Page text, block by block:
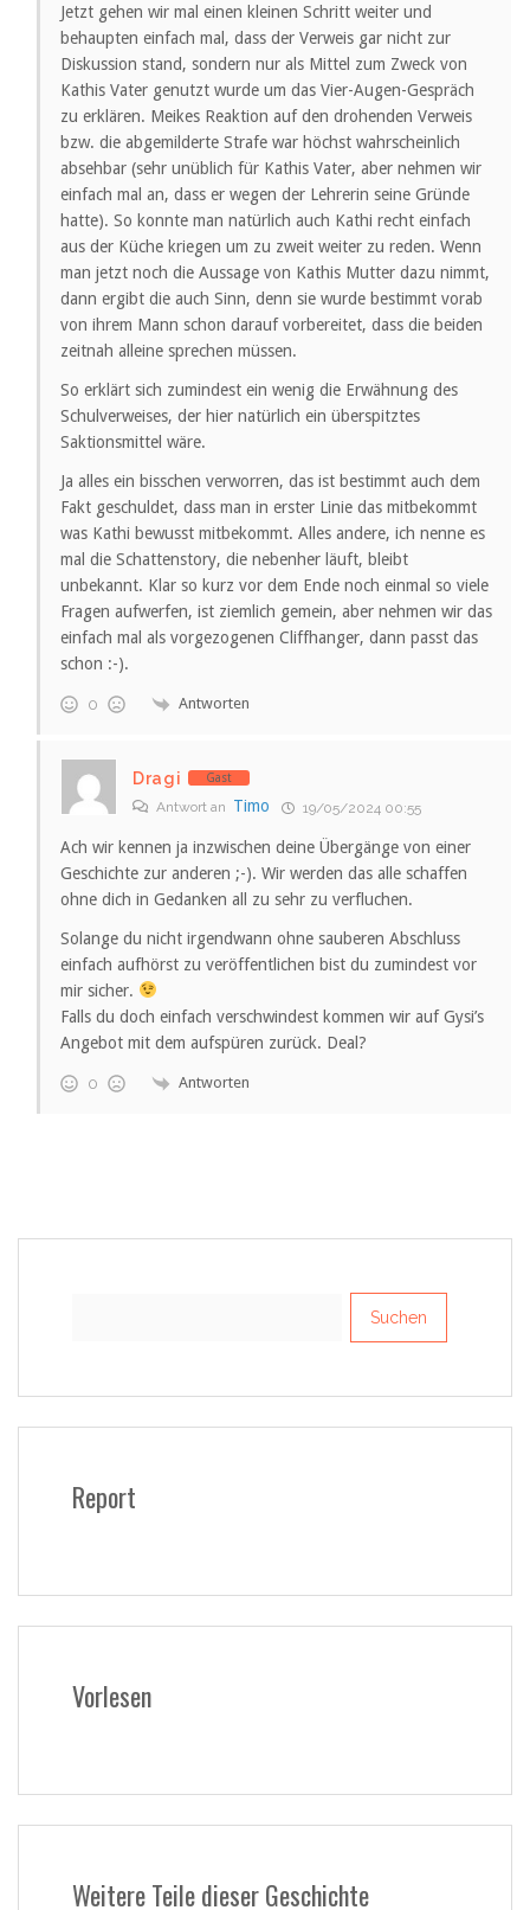
Jetzt gehen wir mal einen kleinen Schritt weiter und
behaupten einfach mal, dass der Verweis gar nicht zur
Diskussion stand, sondern nur als Mittel zum Zweck von
Kathis Vater genutzt wurde um das Vier-Augen-Gespräch
zu erklären. Meikes Reaktion auf den drohenden Verweis
bzw. die abgemilderte Strafe war höchst wahrscheinlich
absehbar (sehr unüblich für Kathis Vater, aber nehmen wir
einfach mal an, dass er wegen der Lehrerin seine Gründe
hatte). So konnte man natürlich auch Kathi recht einfach
aus der Küche kriegen um zu zweit weiter zu reden. Wenn
man jetzt noch die Aussage von Kathis Mutter dazu nimmt,
dann ergibt die auch Sinn, denn sie wurde bestimmt vorab
von ihrem Mann schon darauf vorbereitet, dass die beiden
zeitnah alleine sprechen müssen.
So erklärt sich zumindest ein wenig die Erwähnung des
Schulverweises, der hier natürlich ein überspitztes
Saktionsmittel wäre.
Ja alles ein bisschen verworren, das ist bestimmt auch dem
Fakt geschuldet, dass man in erster Linie das mitbekommt
was Kathi bewusst mitbekommt. Alles andere, ich nenne es
mal die Schattenstory, die nebenher läuft, bleibt
unbekannt. Klar so kurz vor dem Ende noch einmal so viele
Fragen aufwerfen, ist ziemlich gemein, aber nehmen wir das
einfach mal als vorgezogenen Cliffhanger, dann passt das
schon :-).
0 Antworten
Dragi Gast
Antwort an Timo 19/05/2024 00:55
Ach wir kennen ja inzwischen deine Übergänge von einer
Geschichte zur anderen ;-). Wir werden das alle schaffen
ohne dich in Gedanken all zu sehr zu verfluchen.
Solange du nicht irgendwann ohne sauberen Abschluss
einfach aufhörst zu veröffentlichen bist du zumindest vor
mir sicher.
Falls du doch einfach verschwindest kommen wir auf Gysi’s
Angebot mit dem aufspüren zurück. Deal?
0 Antworten
Report
Vorlesen
Weitere Teile dieser Geschichte